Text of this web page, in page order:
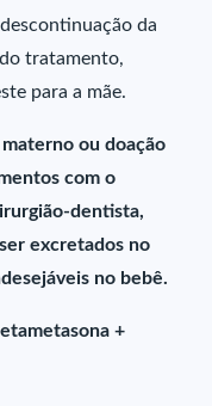
da
tratamento,
para a mãe.
ou doação
com o
dentista,
excretados no
no bebê.
+